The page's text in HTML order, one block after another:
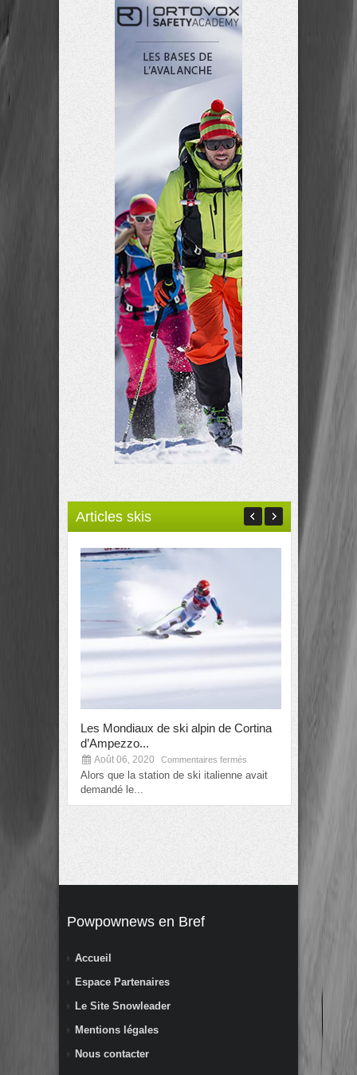
Articles skis
Les Mondiaux de ski alpin de Cortina
d’Ampezzo...
Août 06, 2020 Commentaires fermés
Alors que la station de ski italienne avait
demandé le...
Alexis
Powpownews en Bref
Accueil
Espace Partenaires
Le Site Snowleader
Mentions légales
Nous contacter